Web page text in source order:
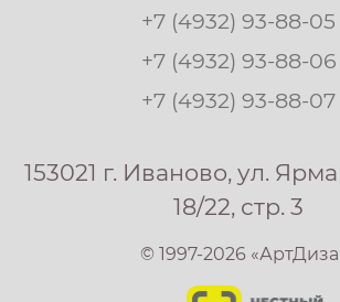
+7 (4932) 93-88-05
+7 (4932) 93-88-06
+7 (4932) 93-88-07
153021 г. Иваново, ул.
18/22, стр. 3
© 1997-2026